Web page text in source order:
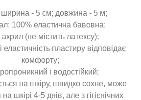
ширина - 5 см; довжина - 5 м;
100% еластична бавовна;
акрил (не містить латексу);
еластичність пластиру відповідає
комфорту;
і водостійкий;
на шкіру, швидко сохне, може
шкірі 4-5 днів, але з гігієнічних